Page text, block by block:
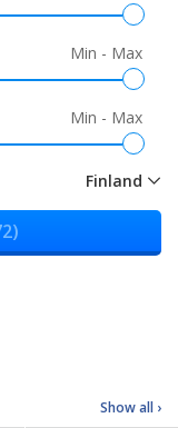
Min - Max
Min - Max
Finland
Show all ›